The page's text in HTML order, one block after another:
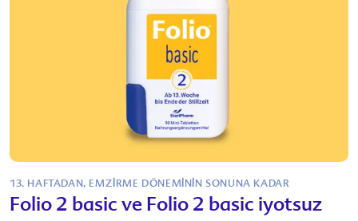
13. HAFTADAN, EMZİRME DÖNEMİNİN SONUNA KADAR
Folio 2 basic ve Folio 2 basic iyotsuz